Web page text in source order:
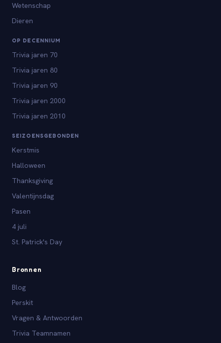
Wetenschap
Dieren
OP DECENNIUM
Trivia jaren 70
Trivia jaren 80
Trivia jaren 90
Trivia jaren 2000
Trivia jaren 2010
SEIZOENSGEBONDEN
Kerstmis
Halloween
Thanksgiving
Valentijnsdag
Pasen
4 juli
St. Patrick's Day
Bronnen
Blog
Perskit
Vragen & Antwoorden
Trivia Teamnamen